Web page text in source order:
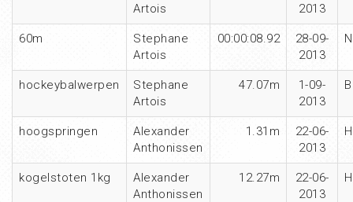
Artois
2013
60m
Stephane
Artois
00:00:08.92
28-09-
2013
hockeybalwerpen
Stephane
Artois
47.07m
1-09-
2013
hoogspringen
Alexander
Anthonissen
1.31m
22-06-
2013
kogelstoten 1kg
Alexander
Anthonissen
12.27m
22-06-
2013